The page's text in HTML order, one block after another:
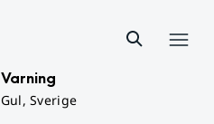
Varning
Gul, Sverige